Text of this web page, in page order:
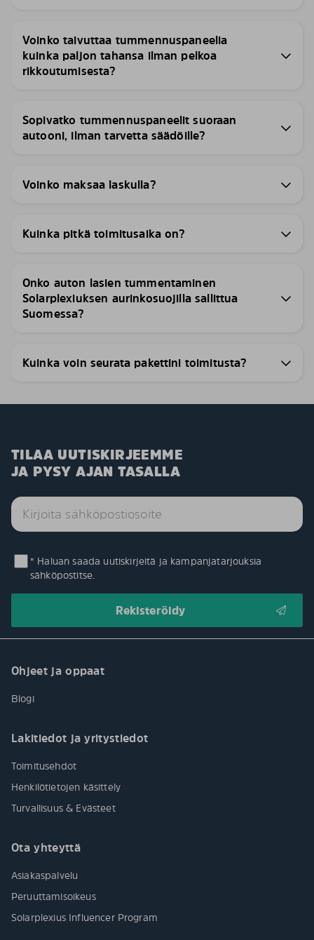
Voinko taivuttaa tummennuspaneelia
kuinka paljon tahansa ilman pelkoa
rikkoutumisesta?
Sopivatko tummennuspaneelit suoraan
autooni, ilman tarvetta säädöille?
Voinko maksaa laskulla?
Kuinka pitkä toimitusaika on?
Onko auton lasien tummentaminen
Solarplexiuksen aurinkosuojilla sallittua
Suomessa?
Kuinka voin seurata pakettini toimitusta?
TILAA UUTISKIRJEEMME
JA PYSY AJAN TASALLA
* Haluan saada uutiskirjeitä ja kampanjatarjouksia
sähköpostitse.
Ohjeet ja oppaat
Blogi
Lakitiedot ja yritystiedot
Toimitusehdot
Henkilötietojen käsittely
Turvallisuus & Evästeet
Ota yhteyttä
Asiakaspalvelu
Peruuttamisoikeus
Solarplexius Influencer Program